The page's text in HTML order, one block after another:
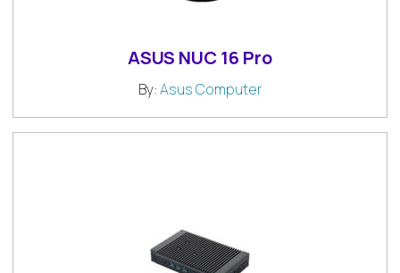
ASUS NUC 16 Pro
By:Asus Computer